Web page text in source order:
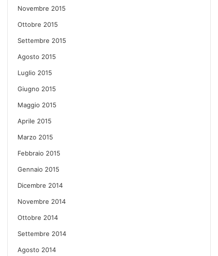
Novembre 2015
Ottobre 2015
Settembre 2015
Agosto 2015
Luglio 2015
Giugno 2015
Maggio 2015
Aprile 2015
Marzo 2015
Febbraio 2015
Gennaio 2015
Dicembre 2014
Novembre 2014
Ottobre 2014
Settembre 2014
Agosto 2014